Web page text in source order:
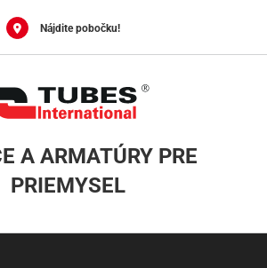
Nájdite pobočku!
A ARMATÚRY PRE
PRIEMYSEL